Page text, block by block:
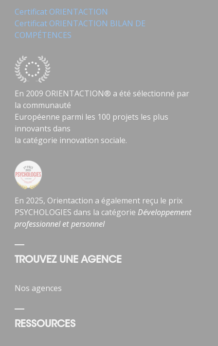
Certificat ORIENTACTION
Certificat ORIENTACTION BILAN DE
COMPÉTENCES
En 2009 ORIENTACTION® a été sélectionné par
la communauté
Européenne parmi les 100 projets les plus
innovants dans
la catégorie innovation sociale.
En 2025, Orientaction a également reçu le prix
PSYCHOLOGIES dans la catégorie Développement
professionnel et personnel
TROUVEZ UNE AGENCE
Nos agences
RESSOURCES